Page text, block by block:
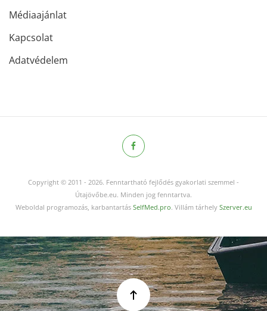
Médiaajánlat
Kapcsolat
Adatvédelem
Copyright © 2011 - 2026. Fenntartható fejlődés gyakorlati szemmel -
Útajövőbe.eu. Minden jog fenntartva.
Weboldal programozás, karbantartás SelfMed.pro. Villám tárhely Szerver.eu